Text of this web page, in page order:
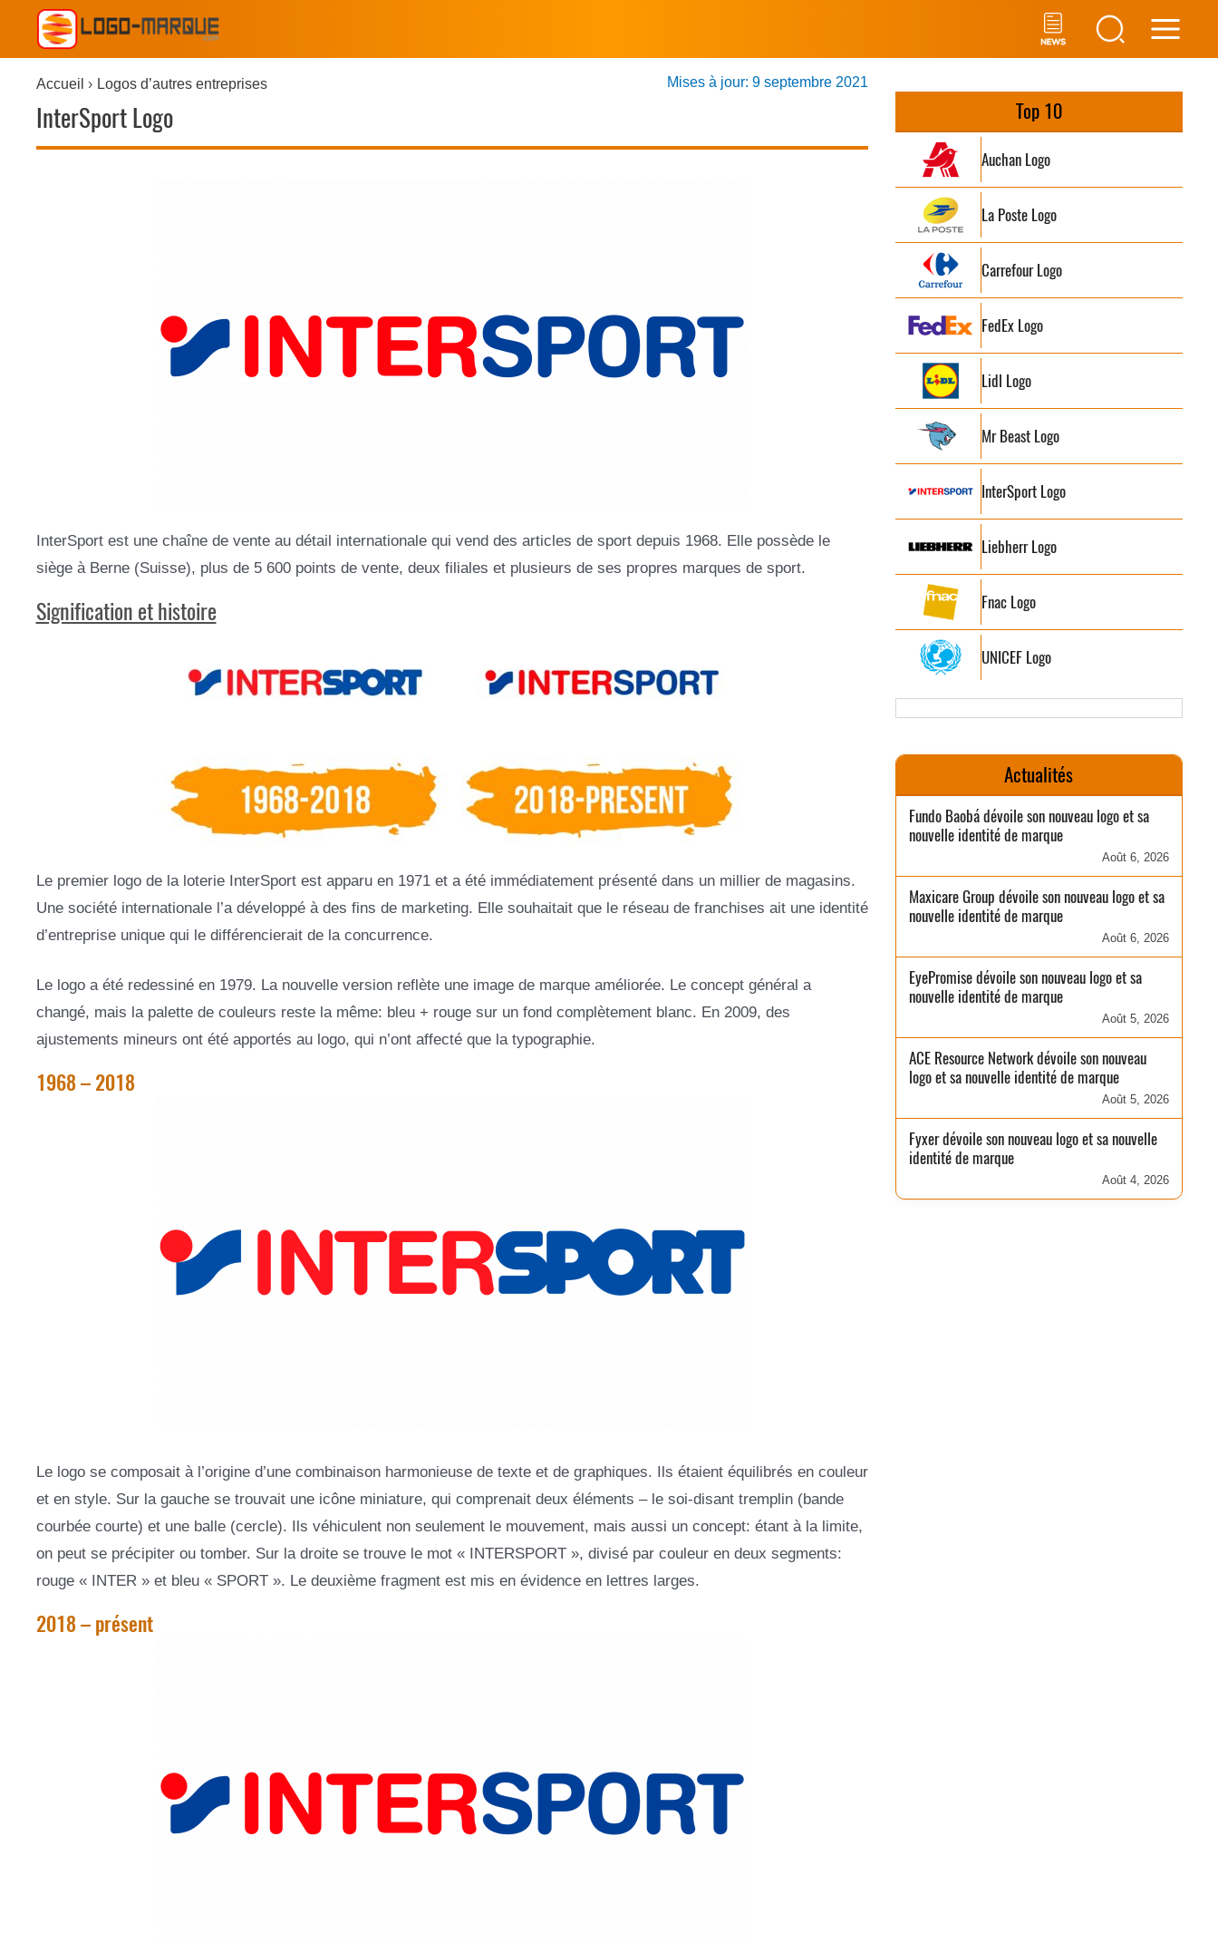
Accueil Logos d’autres entreprises
InterSport Logo
Mises à jour: 9 septembre 2021
InterSport est une chaîne de vente au détail internationale qui vend des articles de sport depuis 1968. Elle possède le
siège à Berne (Suisse), plus de 5 600 points de vente, deux filiales et plusieurs de ses propres marques de sport.
Signification et histoire
Le premier logo de la loterie InterSport est apparu en 1971 et a été immédiatement présenté dans un millier de magasins.
Une société internationale l’a développé à des fins de marketing. Elle souhaitait que le réseau de franchises ait une identité
d’entreprise unique qui le différencierait de la concurrence.
Le logo a été redessiné en 1979. La nouvelle version reflète une image de marque améliorée. Le concept général a
changé, mais la palette de couleurs reste la même: bleu + rouge sur un fond complètement blanc. En 2009, des
ajustements mineurs ont été apportés au logo, qui n’ont affecté que la typographie.
1968 – 2018
Le logo se composait à l’origine d’une combinaison harmonieuse de texte et de graphiques. Ils étaient équilibrés en couleur
et en style. Sur la gauche se trouvait une icône miniature, qui comprenait deux éléments – le soi-disant tremplin (bande
courbée courte) et une balle (cercle). Ils véhiculent non seulement le mouvement, mais aussi un concept: étant à la limite,
on peut se précipiter ou tomber. Sur la droite se trouve le mot « INTERSPORT », divisé par couleur en deux segments:
rouge « INTER » et bleu « SPORT ». Le deuxième fragment est mis en évidence en lettres larges.
2018 – présent
Top 10
Auchan Logo
La Poste Logo
Carrefour Logo
FedEx Logo
Lidl Logo
Mr Beast Logo
InterSport Logo
Liebherr Logo
Fnac Logo
UNICEF Logo
Actualités
Fundo Baobá dévoile son nouveau logo et sa
nouvelle identité de marque
Août 6, 2026
Maxicare Group dévoile son nouveau logo et sa
nouvelle identité de marque
Août 6, 2026
EyePromise dévoile son nouveau logo et sa
nouvelle identité de marque
Août 5, 2026
ACE Resource Network dévoile son nouveau
logo et sa nouvelle identité de marque
Août 5, 2026
Fyxer dévoile son nouveau logo et sa nouvelle
identité de marque
Août 4, 2026